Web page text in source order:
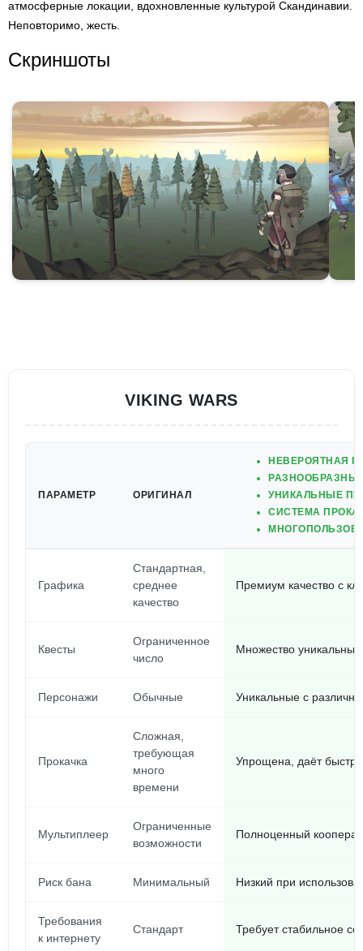
атмосферные локации, вдохновленные культурой Скандинавии.
Неповторимо, жесть.
Скриншоты
VIKING WARS
ПАРАМЕТР ОРИГИНАЛ
НЕВЕРОЯТНАЯ
УНИКАЛЬНЫЕ
СИСТЕМА
Графика
Стандартная,
среднее
качество
Премиум качество с
Квесты
Ограниченное
число
Множество
Персонажи Обычные Уникальные с
Прокачка
Сложная,
требующая
много
времени
Упрощена, даёт
Мультиплеер
Ограниченные
возможности
Полноценный
Риск бана Минимальный Низкий при
Требования
к интернету
Стандарт Требует стабильное